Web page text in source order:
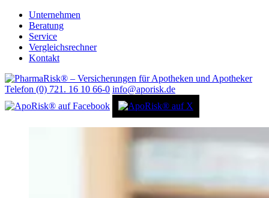
Unternehmen
Beratung
Service
Vergleichsrechner
Kontakt
Telefon (0) 721. 16 10 66-0 info@aporisk.de